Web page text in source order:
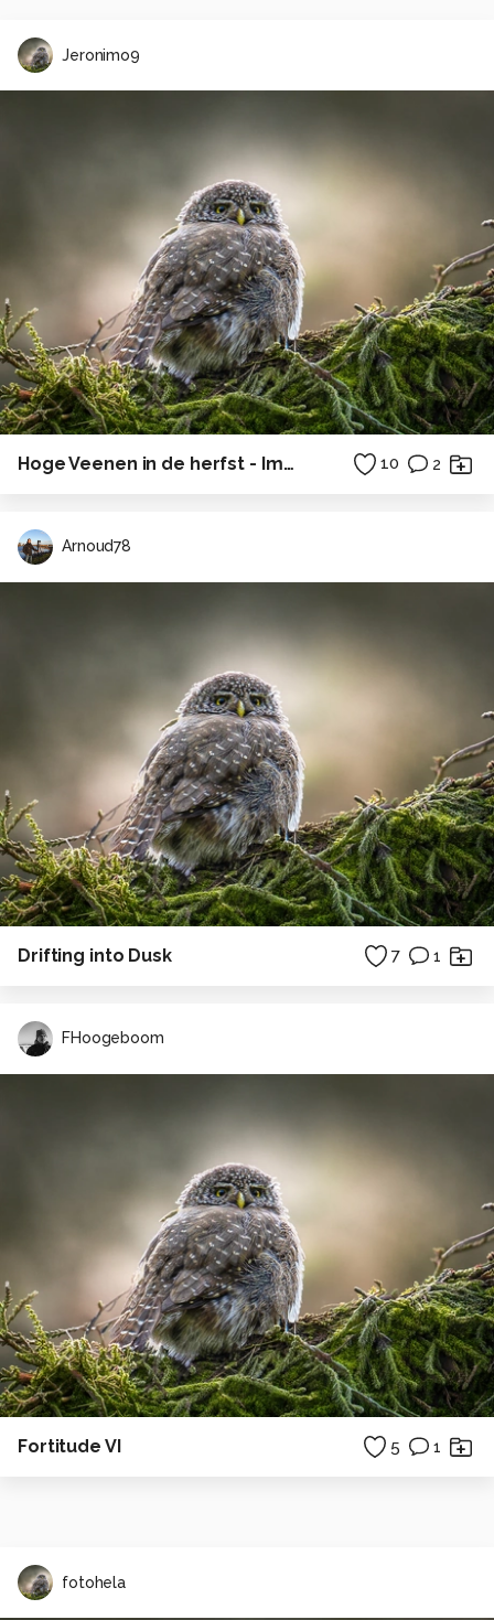
Jeronimo9
Hoge Veenen in de herfst - Impressie 10 2
Arnoud78
Drifting into Dusk 7 1
FHoogeboom
Fortitude VI 5 1
fotohela